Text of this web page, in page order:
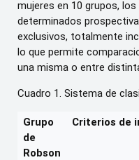
mujeres en 10 grupos,
determinados
exclusivos, totalmente
lo que permite
una misma o entre
Cuadro 1. Sistema de
Grupo
de
Robson
Criterios de